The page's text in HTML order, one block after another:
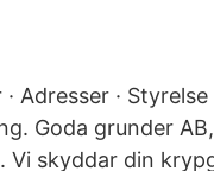
Adresser ·
Goda grunder
Vi skyddar din